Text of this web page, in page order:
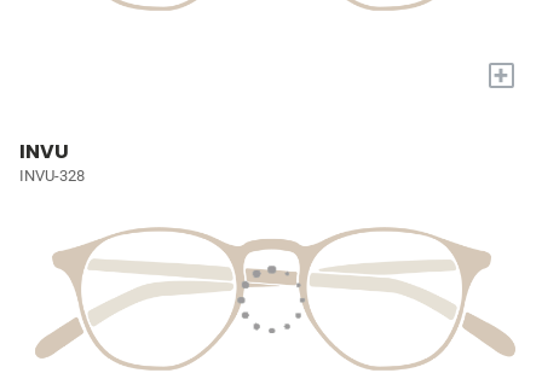
+
INVU
INVU-328